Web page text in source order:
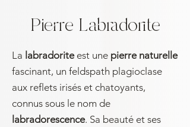
Pierre Labradorite
La labradoriteest une pierre naturelle
fascinant, un feldspath plagioclase
aux reflets irisés et chatoyants,
connus sous le nom de
labradorescence. Sa beauté et ses